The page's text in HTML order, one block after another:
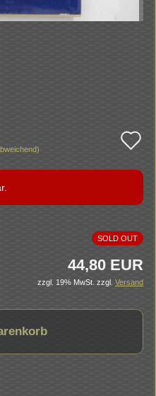
SOLD OUT
44,80 EUR
zzgl. 19% MwSt. zzgl. Versand